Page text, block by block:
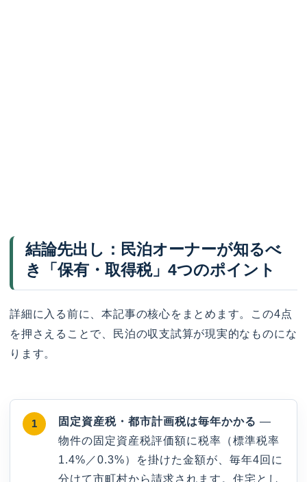
結論先出し：民泊オーナーが知るべ
き「保有・取得税」4つのポイント
詳細に入る前に、本記事の核心をまとめます。この4点
を押さえることで、民泊の収支試算が現実的なものにな
ります。
固定資産税・都市計画税は毎年かかる —
物件の固定資産税評価額に税率（標準税率
1.4%／0.3%）を掛けた金額が、毎年4回に
分けて市町村から請求されます。住宅とし